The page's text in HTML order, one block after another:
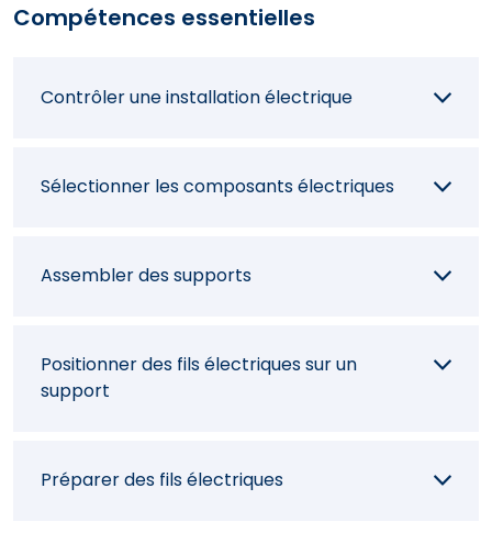
Compétences essentielles
Contrôler une installation électrique
Sélectionner les composants électriques
Assembler des supports
Positionner des fils électriques sur un
support
Préparer des fils électriques